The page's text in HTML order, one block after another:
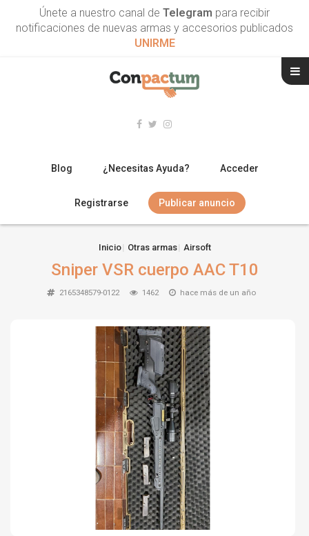
Únete a nuestro canal de Telegram para recibir
notificaciones de nuevas armas y accesorios publicados
UNIRME
Blog ¿Necesitas Ayuda? Acceder
Registrarse Publicar anuncio
ESCOPETAS
ARMAS CORTAS
TIRO Y COMPETICIÓN
AIRE COMPRIMIDO
Inicio Otras armas Airsoft
Sniper VSR cuerpo AAC T10
2165348579-0122 1462 hace más de un año